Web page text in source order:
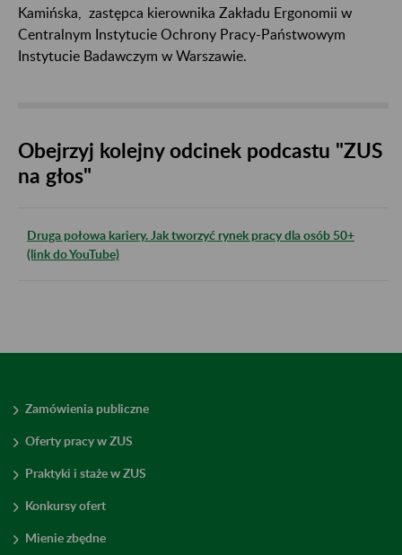
Kamińska, zastępca kierownika Zakładu Ergonomii w
Centralnym Instytucie Ochrony Pracy-Państwowym
Instytucie Badawczym w Warszawie.
Obejrzyj kolejny odcinek podcastu "ZUS
na głos"
Druga połowa kariery. Jak tworzyć rynek pracy dla osób 50+
(link do YouTube)
Zamówienia publiczne
Oferty pracy w ZUS
Praktyki i staże w ZUS
Konkursy ofert
Mienie zbędne